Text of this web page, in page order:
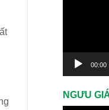
00:00
NGƯU